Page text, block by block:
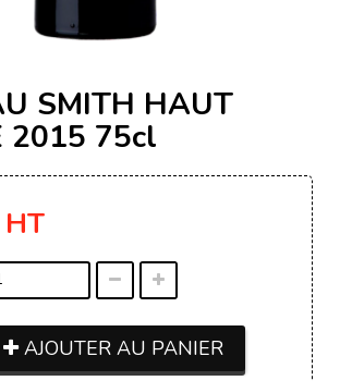
SMITH HAUT
2015 75cl
HT
AJOUTER AU PANIER